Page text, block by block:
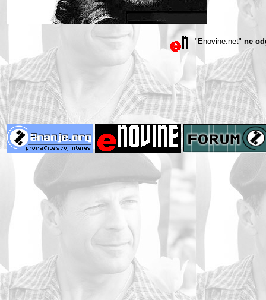
"Enovine.net" ne